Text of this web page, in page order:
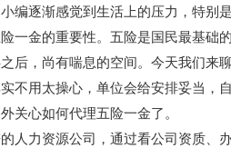
编逐渐感觉到生活上的压力，特
一金的重要性。五险是国民最基
后，尚有喘息的空间。今天我们来
不用太操心，单位会给安排妥当
关心如何代理五险一金了。
人力资源公司，通过看公司资质